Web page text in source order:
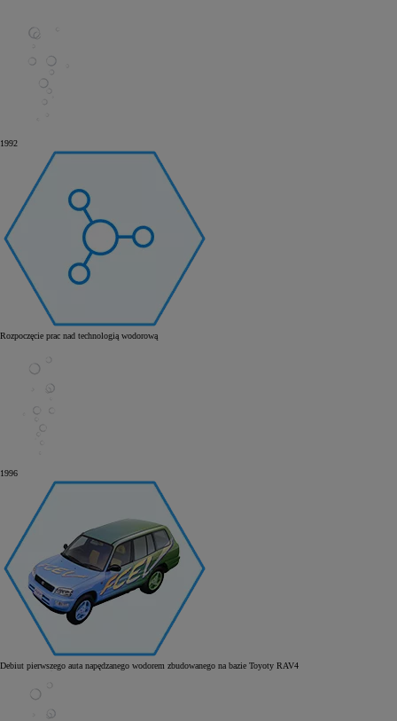
1992
Rozpoczęcie prac nad technologią wodorową
1996
Debiut pierwszego auta napędzanego wodorem zbudowanego na bazie Toyoty RAV4